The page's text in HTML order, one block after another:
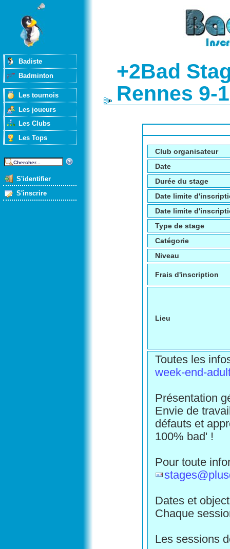
Badiste
Badminton
Les tournois
Les joueurs
Les Clubs
Les Tops
S'identifier
S'inscrire
+2Bad
Rennes 9-
Club organisateur
Date
Durée du stage
Date limite
Date limite
Type de stage
Catégorie
Niveau
Frais d'inscription
Lieu
Toutes les
week-end-
Présentation
Envie de
défauts et
100% bad' !
Pour toute
Dates et
Chaque
Les sessions